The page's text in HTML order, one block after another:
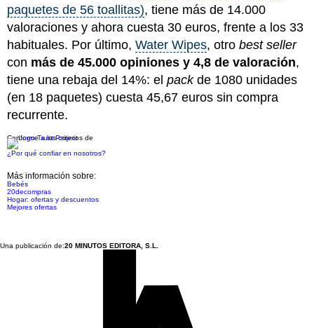
paquetes de 56 toallitas), tiene más de 14.000
valoraciones y ahora cuesta 30 euros, frente a los 33
habituales. Por último, Water Wipes, otro best seller
con más de 45.000 opiniones y 4,8 de valoración,
tiene una rebaja del 14%: el packde 1080 unidades
(en 18 paquetes) cuesta 45,67 euros sin compra
recurrente.
Conforme a los criterios de
¿Por qué confiar en nosotros?
Más información sobre:
Bebés
20decompras
Hogar: ofertas y descuentos
Mejores ofertas
Una publicación de:20 MINUTOS EDITORA, S.L.